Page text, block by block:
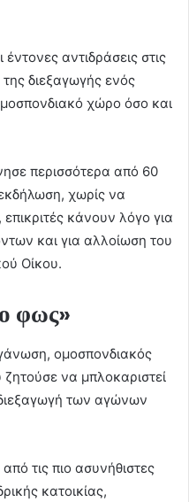
αντιδράσεις στις
διεξαγωγής ενός
χώρο όσο και
περισσότερα από 60
χωρίς να
κάνουν λόγο για
και για αλλοίωση του
Οίκου.
φως»
ομοσπονδιακός
να μπλοκαριστεί
των αγώνων
τις πιο ασυνήθιστες
κατοικίας,